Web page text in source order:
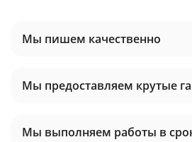
Мы пишем качественно
Мы предоставляем крутые
Мы выполняем работы в